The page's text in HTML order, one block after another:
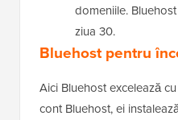
domeniile.
ziua 30.
Bluehost pentru
Aici Bluehost excelează
cont Bluehost, ei